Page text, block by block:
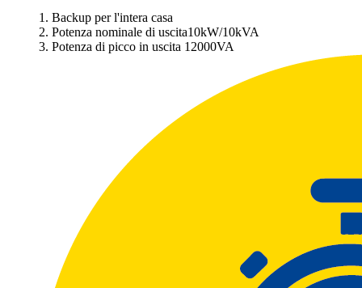
1. Backup per l'intera casa
2. Potenza nominale di uscita10kW/10kVA
3. Potenza di picco in uscita 12000VA